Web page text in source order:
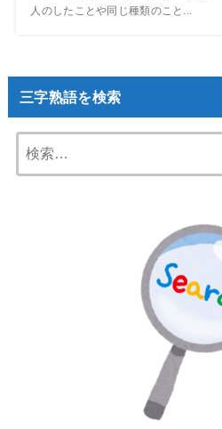
人のしたことや同じ種類のこと...
三字熟語を検索
索: